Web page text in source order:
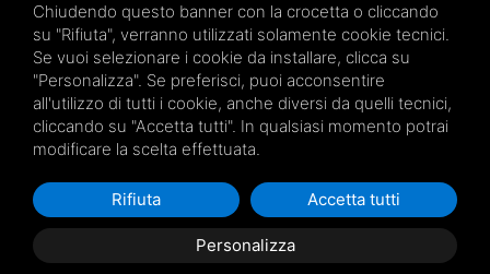
Terme San Petronio - Antalgik - Bodi
Terme San Luca - Pluricenter
Terme Felsinee
Terme dell’Agriturismo - Villaggio della Salute Più
Terme Acquabios
Privacy Policy
Chiudendo questo banner con la crocetta o cliccando
su "Rifiuta", verranno utilizzati solamente cookie tecnici.
Se vuoi selezionare i cookie da installare, clicca su
"Personalizza". Se preferisci, puoi acconsentire
all'utilizzo di tutti i cookie, anche diversi da quelli tecnici,
cliccando su "Accetta tutti". In qualsiasi momento potrai
modificare la scelta effettuata.
Personalizza
Rifiuta Accetta tutti